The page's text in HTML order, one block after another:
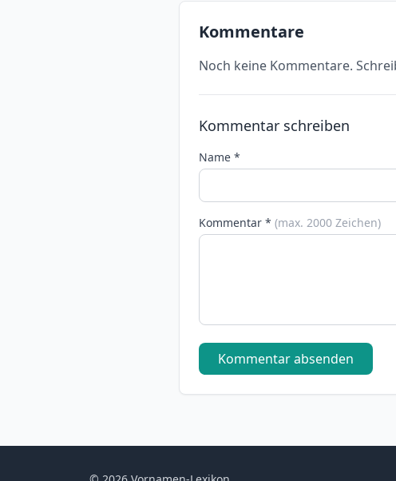
Kommentare
Noch keine Kommentare.
Kommentar schreiben
Name *
Kommentar * (max. 2000 Zeichen)
Kommentar absenden